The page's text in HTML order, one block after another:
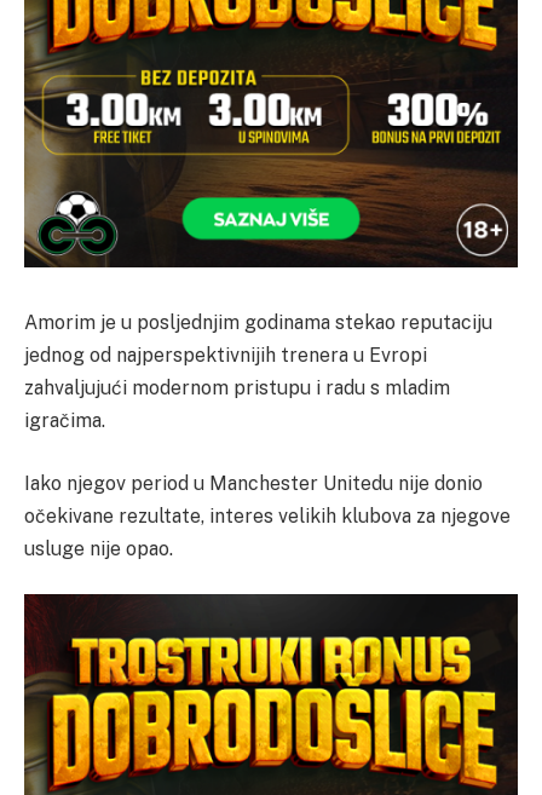
Amorim je u posljednjim godinama stekao reputaciju
jednog od najperspektivnijih trenera u Evropi
zahvaljujući modernom pristupu i radu s mladim
igračima.
Iako njegov period u Manchester Unitedu nije donio
očekivane rezultate, interes velikih klubova za njegove
usluge nije opao.